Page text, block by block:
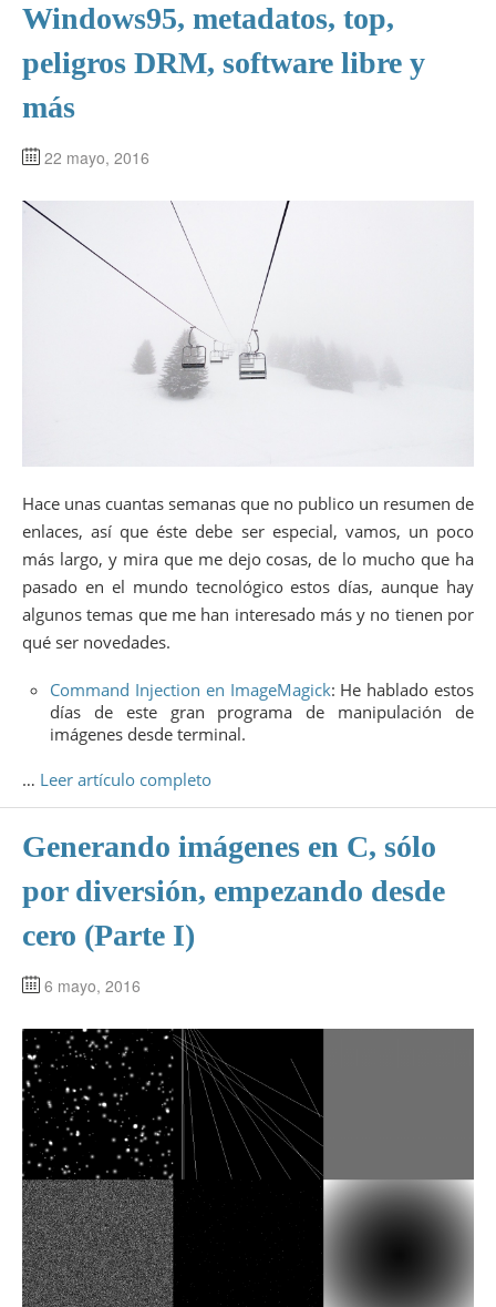
Windows95, metadatos, top,
peligros DRM, software libre y
más
22 mayo, 2016
Hace unas cuantas semanas que no publico un resumen de
enlaces, así que éste debe ser especial, vamos, un poco
más largo, y mira que me dejo cosas, de lo mucho que ha
pasado en el mundo tecnológico estos días, aunque hay
algunos temas que me han interesado más y no tienen por
qué ser novedades.
Command Injection en ImageMagick: He hablado estos
días de este gran programa de manipulación de
imágenes desde terminal.
… Leer artículo completo
Generando imágenes en C, sólo
por diversión, empezando desde
cero (Parte I)
6 mayo, 2016